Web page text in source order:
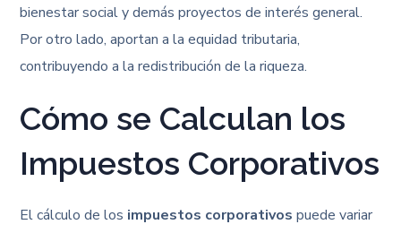
bienestar social y demás proyectos de interés general.
Por otro lado, aportan a la equidad tributaria,
contribuyendo a la redistribución de la riqueza.
Cómo se Calculan los
Impuestos Corporativos
El cálculo de los impuestos corporativos puede variar